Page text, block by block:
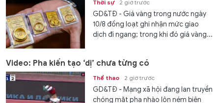
Thời sự 2 giờ trước
GD&TĐ - Giá vàng trong nước ngày
10/8 đồng loạt ghi nhận mức giao
dịch đi ngang; trong khi đó giá vàng...
Video: Pha kiến tạo ‘dị’ chưa từng có
Thể thao 2 giờ trước
GD&TĐ - Mạng xã hội đang lan truyền
chóng mặt pha nhào lộn ném biên